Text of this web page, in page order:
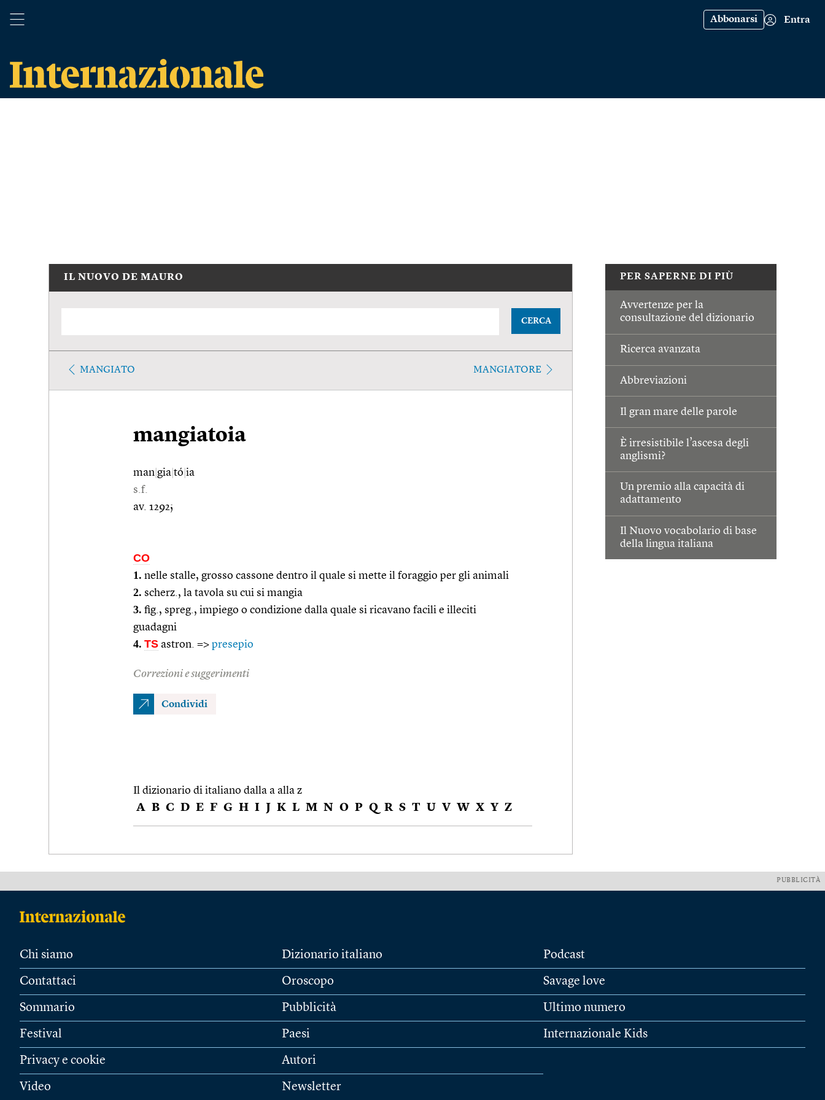
Abbonarsi Entra
PER SAPERNE DI PIÙ
Avvertenze per la
consultazione del dizionario
Ricerca avanzata
Abbreviazioni
Il gran mare delle parole
È irresistibile l’ascesa degli
anglismi?
Un premio alla capacità di
adattamento
Il Nuovo vocabolario di base
della lingua italiana
IL NUOVO DE MAURO
CERCA
MANGIATO MANGIATORE
mangiatoia
man gia tó ia
s.f.
av. 1292;
CO
1. nelle stalle, grosso cassone dentro il quale si mette il foraggio per gli animali
2. scherz., la tavola su cui si mangia
3. fig., spreg., impiego o condizione dalla quale si ricavano facili e illeciti
guadagni
4. TS astron. => presepio
Correzioni e suggerimenti
Condividi
Il dizionario di italiano dalla a alla z
A B C D E F G H I J K L M N O P Q R S T U V W X Y Z
PUBBLICITÀ
Chi siamo
Contattaci
Sommario
Festival
Privacy e cookie
Video
Dizionario italiano
Oroscopo
Pubblicità
Paesi
Autori
Newsletter
Podcast
Savage love
Ultimo numero
Internazionale Kids